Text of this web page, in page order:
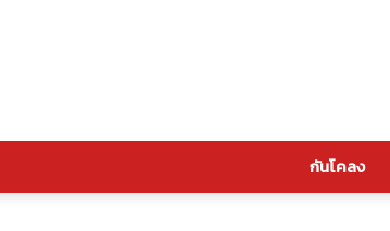
กันโคลง